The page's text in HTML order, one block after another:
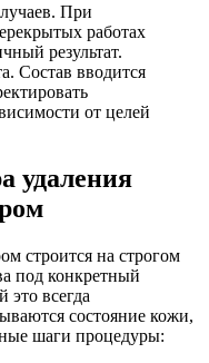
При
работах
результат.
Состав вводится
от целей
удаления
строится на строгом
под конкретный
всегда
состояние кожи,
шаги процедуры: